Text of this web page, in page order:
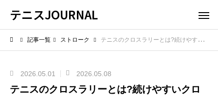
テニスJOURNAL
記事一覧 ストローク テニスのクロスラリーとは?続けやすいクロスラリーのコツと戦略も解説
2026.05.01 2026.05.08
テニスのクロスラリーとは?続けやすいクロ